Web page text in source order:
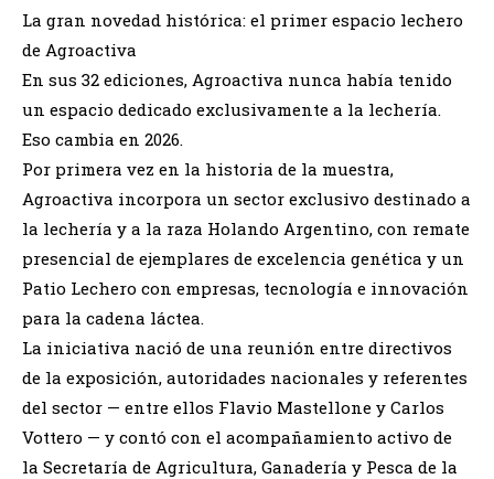
La gran novedad histórica: el primer espacio lechero
de Agroactiva
En sus 32 ediciones, Agroactiva nunca había tenido
un espacio dedicado exclusivamente a la lechería.
Eso cambia en 2026.
Por primera vez en la historia de la muestra,
Agroactiva incorpora un sector exclusivo destinado a
la lechería y a la raza Holando Argentino, con remate
presencial de ejemplares de excelencia genética y un
Patio Lechero con empresas, tecnología e innovación
para la cadena láctea.
La iniciativa nació de una reunión entre directivos
de la exposición, autoridades nacionales y referentes
del sector — entre ellos Flavio Mastellone y Carlos
Vottero — y contó con el acompañamiento activo de
la Secretaría de Agricultura, Ganadería y Pesca de la